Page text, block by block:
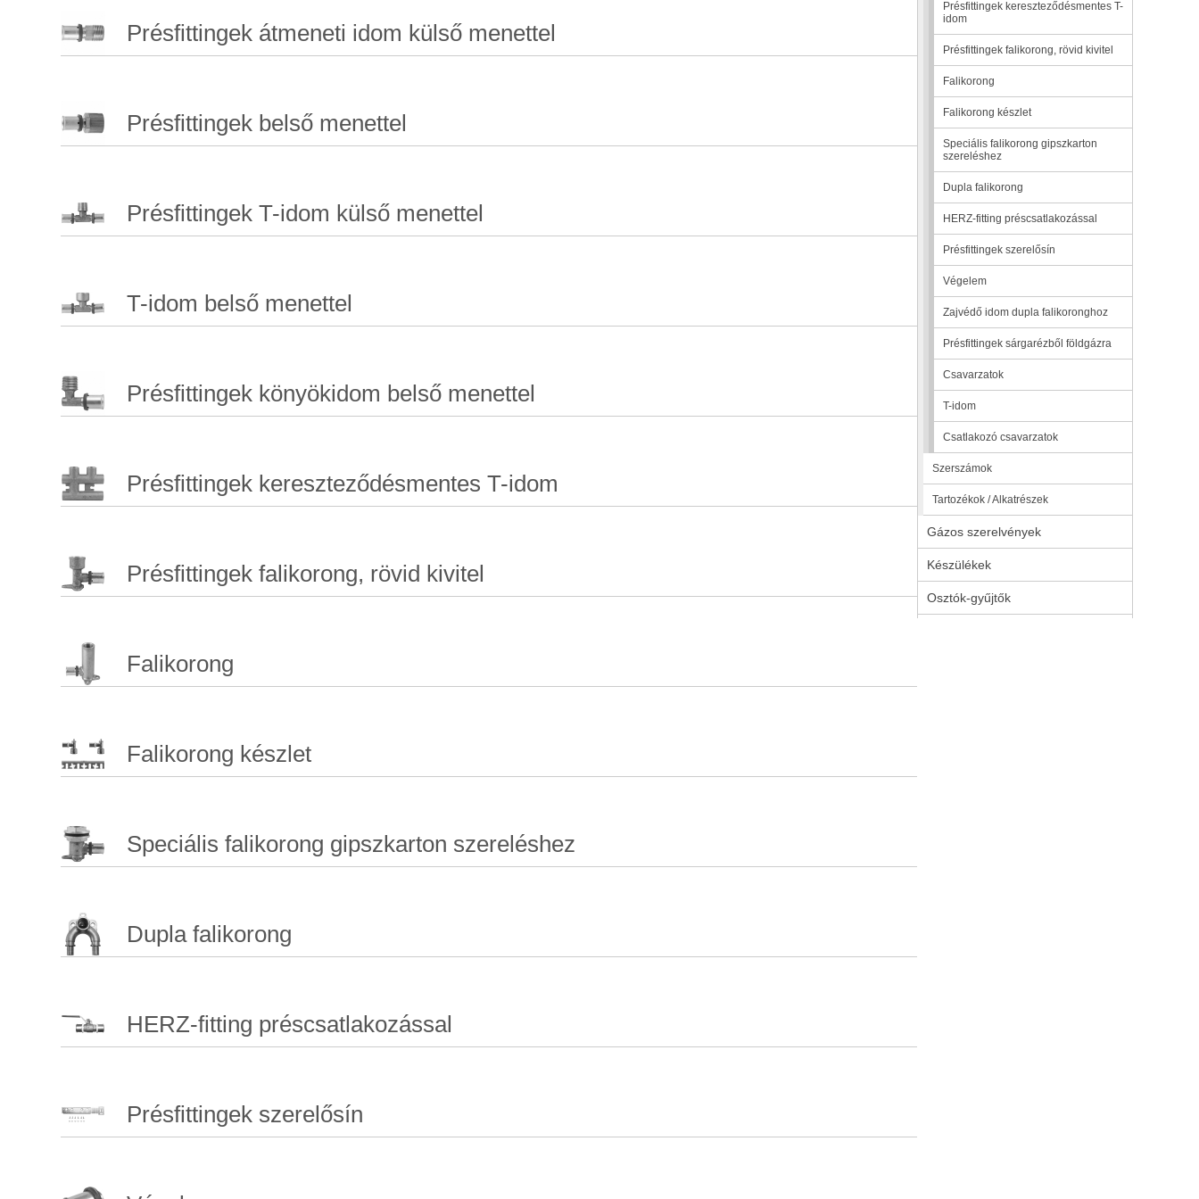
Présfittingek átmeneti idom külső menettel
Présfittingek belső menettel
Présfittingek T-idom külső menettel
T-idom belső menettel
Présfittingek könyökidom belső menettel
Présfittingek kereszteződésmentes T-idom
Présfittingek falikorong, rövid kivitel
Falikorong
Falikorong készlet
Speciális falikorong gipszkarton szereléshez
Dupla falikorong
HERZ-fitting préscsatlakozással
Présfittingek szerelősín
Présfittingek kereszteződésmentes T-
idom
Présfittingek falikorong, rövid kivitel
Falikorong
Falikorong készlet
Speciális falikorong gipszkarton
szereléshez
Dupla falikorong
HERZ-fitting préscsatlakozással
Présfittingek szerelősín
Végelem
Zajvédő idom dupla falikoronghoz
Présfittingek sárgarézből földgázra
Csavarzatok
T-idom
Csatlakozó csavarzatok
Szerszámok
Tartozékok / Alkatrészek
Gázos szerelvények
Készülékek
Osztók-gyűjtők